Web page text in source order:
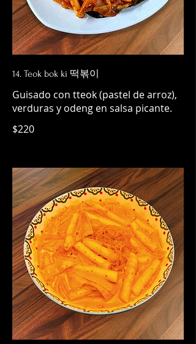
14. Teok bok ki 떡볶이
Guisado con tteok (pastel de arroz),
verduras y odeng en salsa picante.
$220